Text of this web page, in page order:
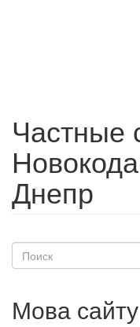
Частные
Днепр
Поиск
Мова сайту